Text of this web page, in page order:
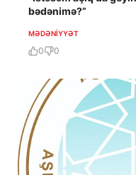
bədənimə?”
MƏDƏNIYYƏT
0 0